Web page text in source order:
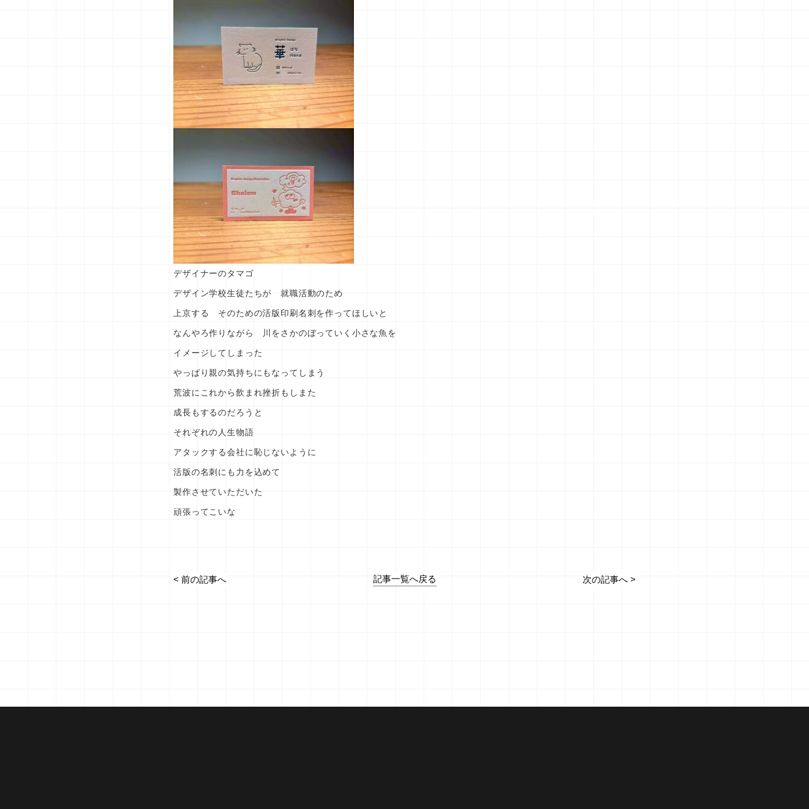
デザイナーのタマゴ
デザイン学校生徒たちが 就職活動のため
上京する そのための活版印刷名刺を作ってほしいと
なんやろ作りながら 川をさかのぼっていく小さな魚を
イメージしてしまった
やっぱり親の気持ちにもなってしまう
荒波にこれから飲まれ挫折もしまた
成長もするのだろうと
それぞれの人生物語
アタックする会社に恥じないように
活版の名刺にも力を込めて
製作させていただいた
頑張ってこいな
< 前の記事へ 記事一覧へ戻る 次の記事へ >